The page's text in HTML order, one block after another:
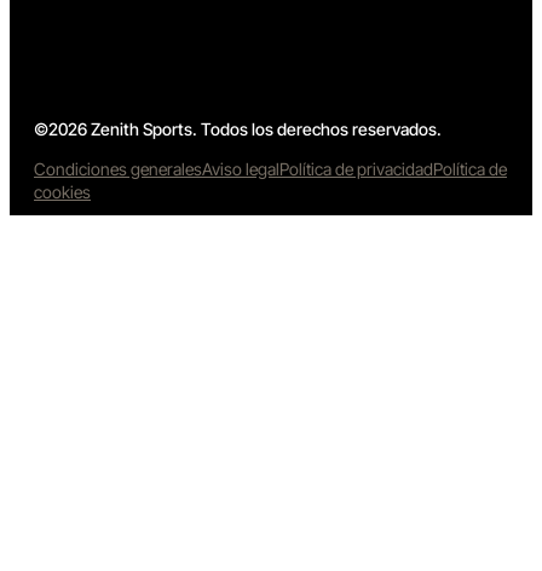
©2026 Zenith Sports. Todos los derechos reservados.
Condiciones generalesAviso legalPolítica de privacidadPolítica de
cookies